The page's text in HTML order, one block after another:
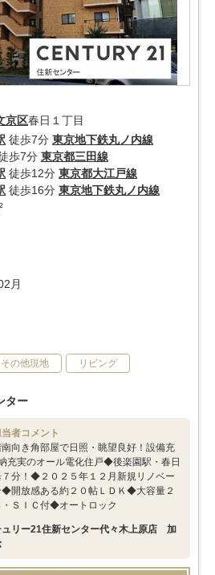
京区春日１丁目
徒歩7分 東京地下鉄丸ノ内線
歩7分 東京都三田線
徒歩12分 東京都大江戸線
徒歩16分 東京地下鉄丸ノ内線
月
その他現地 リビング
ター
者コメント
向き角部屋で日照・眺望良好！設備充
充実のオール電化住戸◆後楽園駅・春日
分！◆２０２５年１２月新規リノベー
◆開放感ある約２０帖ＬＤＫ◆大容量２
・ＳＩＣ付◆オートロック
ュリー21住新センター代々木上原店 加